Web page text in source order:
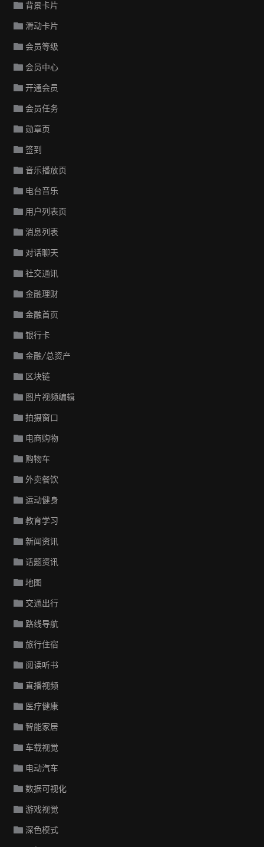
背景卡片
滑动卡片
会员等级
会员中心
开通会员
会员任务
勋章页
签到
音乐播放页
电台音乐
用户列表页
消息列表
对话聊天
社交通讯
金融理财
金融首页
银行卡
金融/总资产
区块链
图片视频编辑
拍摄窗口
电商购物
购物车
外卖餐饮
运动健身
教育学习
新闻资讯
话题资讯
地图
交通出行
路线导航
旅行住宿
阅读听书
直播视频
医疗健康
智能家居
车载视觉
电动汽车
数据可视化
游戏视觉
深色模式